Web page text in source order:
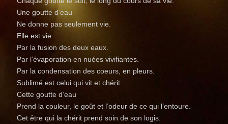
Une goutte d’eau
Ne donne pas seulement vie.
Elle est vie.
Par la fusion des deux eaux.
Par l’évaporation en nuées vivifiantes.
Par la condensation des coeurs, en pleurs.
Sublimé est celui qui vit et chérit
Cette goutte d’eau
Prend la couleur, le goût et l’odeur de ce qui l’entoure.
Cet être qui la chérit prend soin de son logis.